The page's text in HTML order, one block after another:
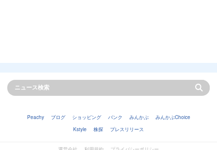
Peachy ブログ ショッピング バンク みんかぶ
みんかぶChoice
Kstyle
株探 プレスリリース